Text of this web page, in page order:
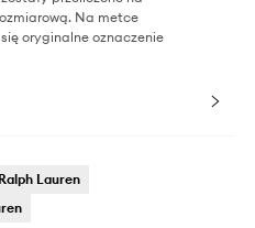
Na metce
oryginalne oznaczenie
Lauren